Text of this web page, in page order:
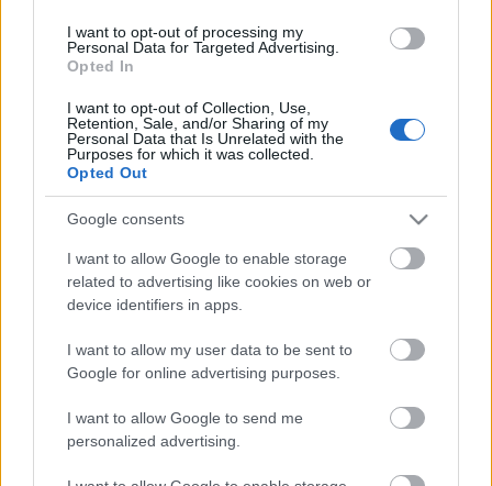
I want to opt-out of processing my
Personal Data for Targeted Advertising.
Opted In
I want to opt-out of Collection, Use,
Retention, Sale, and/or Sharing of my
Personal Data that Is Unrelated with the
Purposes for which it was collected.
Opted Out
Google consents
I want to allow Google to enable storage
related to advertising like cookies on web or
device identifiers in apps.
I want to allow my user data to be sent to
Google for online advertising purposes.
I want to allow Google to send me
personalized advertising.
továbbképzésekkel erősít a Gál Ferenc
Egyetem
HÍRDETÉS
HÍRDETÉS
HÍRDETÉS
LEGOLVASOTTABB
Egyre népszerűbb a Balatoni Torkos
Csütörtök